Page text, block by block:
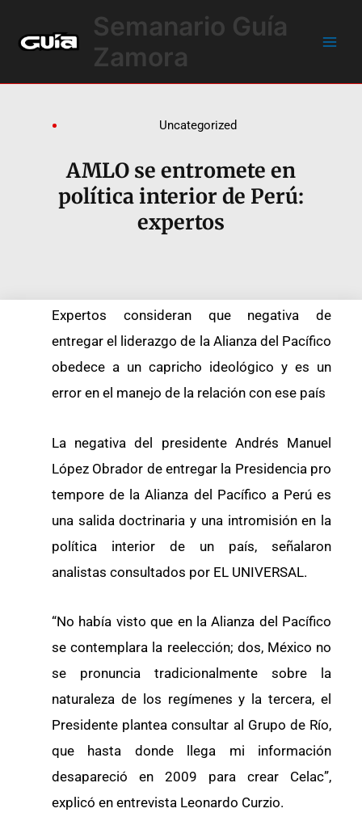
contenido
Semanario Guía
Zamora
Uncategorized
AMLO se entromete en
política interior de Perú:
expertos
Expertos consideran que negativa de
entregar el liderazgo de la Alianza del Pacífico
obedece a un capricho ideológico y es un
error en el manejo de la relación con ese país
La negativa del presidente Andrés Manuel
López Obrador de entregar la Presidencia pro
tempore de la Alianza del Pacífico a Perú es
una salida doctrinaria y una intromisión en la
política interior de un país, señalaron
analistas consultados por EL UNIVERSAL.
“No había visto que en la Alianza del Pacífico
se contemplara la reelección; dos, México no
se pronuncia tradicionalmente sobre la
naturaleza de los regímenes y la tercera, el
Presidente plantea consultar al Grupo de Río,
que hasta donde llega mi información
desapareció en 2009 para crear Celac”,
explicó en entrevista Leonardo Curzio.